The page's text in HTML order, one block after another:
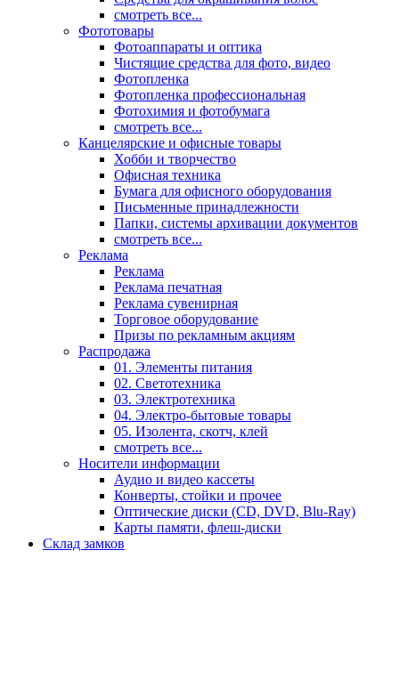
смотреть все...
Фототовары
Фотоаппараты и оптика
Чистящие средства для фото, видео
Фотопленка
Фотопленка профессиональная
Фотохимия и фотобумага
смотреть все...
Канцелярские и офисные товары
Хобби и творчество
Офисная техника
Бумага для офисного оборудования
Письменные принадлежности
Папки, системы архивации документов
смотреть все...
Реклама
Реклама
Реклама печатная
Реклама сувенирная
Торговое оборудование
Призы по рекламным акциям
Распродажа
01. Элементы питания
02. Светотехника
03. Электротехника
04. Электро-бытовые товары
05. Изолента, скотч, клей
смотреть все...
Носители информации
Аудио и видео кассеты
Конверты, стойки и прочее
Оптические диски (CD, DVD, Blu-Ray)
Карты памяти, флеш-диски
Склад замков